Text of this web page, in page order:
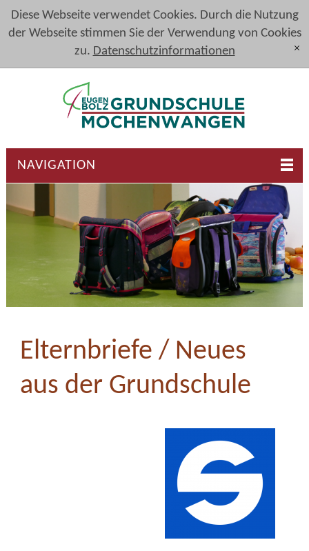
Diese Webseite verwendet Cookies. Durch die Nutzung
der Webseite stimmen Sie der Verwendung von Cookies
zu. Datenschutzinformationen [x]
NAVIGATION
Elternbriefe / Neues
aus der Grundschule